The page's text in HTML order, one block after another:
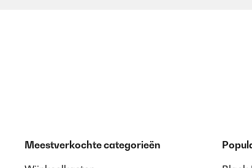
Meestverkochte categorieën